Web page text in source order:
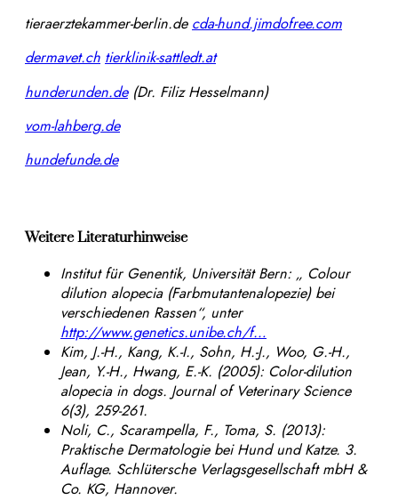
tieraerztekammer-berlin.de cda-hund.jimdofree.com
dermavet.ch tierklinik-sattledt.at
hunderunden.de(Dr. Filiz Hesselmann)
vom-lahberg.de
hundefunde.de
Weitere Literaturhinweise
Institut für Genentik, Universität Bern: „ Colour
dilution alopecia (Farbmutantenalopezie) bei
verschiedenen Rassen“, unter
http://www.genetics.unibe.ch/f…
Kim, J.-H., Kang, K.-I., Sohn, H.-J., Woo, G.-H.,
Jean, Y.-H., Hwang, E.-K. (2005): Color-dilution
alopecia in dogs. Journal of Veterinary Science
6(3), 259-261.
Noli, C., Scarampella, F., Toma, S. (2013):
Praktische Dermatologie bei Hund und Katze. 3.
Auflage. Schlütersche Verlagsgesellschaft mbH &
Co. KG, Hannover.